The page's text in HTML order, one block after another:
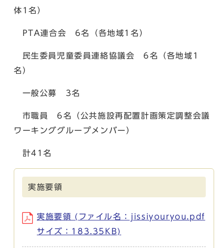
体1名）
PTA連合会 6名（各地域1名）
民生委員児童委員連絡協議会 6名（各地域1
名）
一般公募 3名
市職員 6名（公共施設再配置計画策定調整会議
ワーキンググループメンバー）
計41名
実施要領
実施要領 (ファイル名：jissiyouryou.pdf
サイズ：183.35KB)